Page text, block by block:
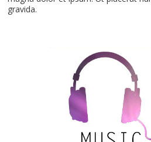
gravida.